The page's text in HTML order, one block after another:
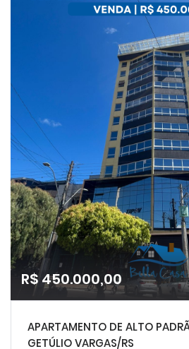
R$ 450.000,00
APARTAMENTO DE ALTO
GETÚLIO VARGAS/RS